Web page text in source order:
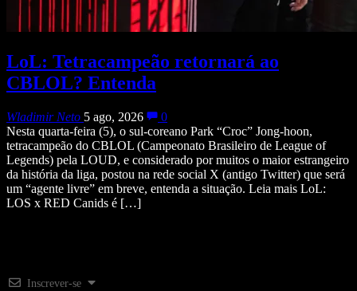
LoL: Tetracampeão retornará ao
CBLOL? Entenda
Wladimir Neto 5 ago, 2026
0
Nesta quarta-feira (5), o sul-coreano Park “Croc” Jong-hoon,
tetracampeão do CBLOL (Campeonato Brasileiro de League of
Legends) pela LOUD, e considerado por muitos o maior estrangeiro
da história da liga, postou na rede social X (antigo Twitter) que será
um “agente livre” em breve, entenda a situação. Leia mais LoL:
LOS x RED Canids é […]
Inscrever-se